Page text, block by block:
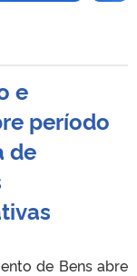
e
período
de
de Bens abre